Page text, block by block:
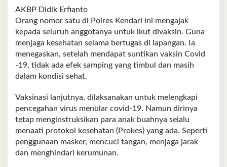
AKBP Didik Erfianto
Orang nomor satu di Polres Kendari ini mengajak
kepada seluruh anggotanya untuk ikut divaksin. Guna
menjaga kesehatan selama bertugas di lapangan. Ia
menegaskan, setelah mendapat suntikan vaksin Covid
-19, tidak ada efek samping yang timbul dan masih
dalam kondisi sehat.
Vaksinasi lanjutnya, dilaksanakan untuk melengkapi
pencegahan virus menular covid-19. Namun dirinya
tetap menginstruksikan para anak buahnya selalu
menaati protokol kesehatan (Prokes) yang ada. Seperti
penggunaan masker, mencuci tangan, menjaga jarak
dan menghindari kerumunan.